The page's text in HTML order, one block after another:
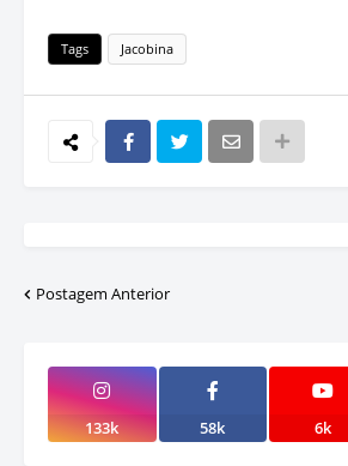
Tags Jacobina
Postagem Anterior
133k 58k 6k